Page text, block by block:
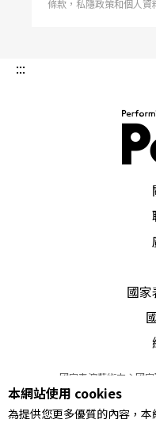
戲裏戲外的感情邊緣人
所幸，屛風演出的不
踏出錯誤兩步的《徵
機。李國修又一次以
介，大幅降低了對原
架的是某劇團狀況頻
天賦在此展露無遺。
集》那種現實人生與
眞實的徵婚故事交錯
絡了單調的故事。
條款，私隱政策和個人資
:::
國
國家表演藝術中心國
© 2022Performing
統一編號
本網站使用 cookies
為提供您更多優質的內容，